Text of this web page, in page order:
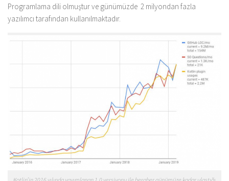
Programlama dili olmuştur ve günümüzde 2 milyondan fazla
yazılımcı tarafından kullanılmaktadır.